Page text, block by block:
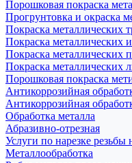
Порошковая покраска
Прогрунтовка и окраска
Покраска металлических
Покраска металлических
Покраска металлических
Покраска металлических
Порошковая покраска
Антикоррозийная
Антикоррозийная
Обработка металла
Абразивно-отрезная
Услуги по нарезке резьбы
Металлообработка